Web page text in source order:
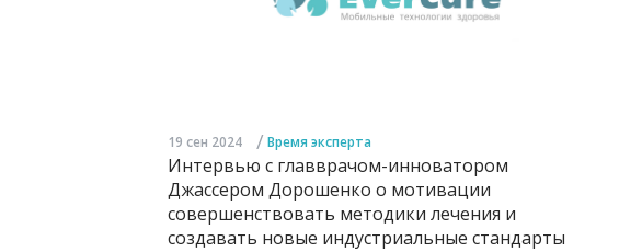
19 сен 2024 / Время эксперта
Интервью с главврачом-инноватором
Джассером Дорошенко о мотивации
совершенствовать методики лечения и
создавать новые индустриальные стандарты